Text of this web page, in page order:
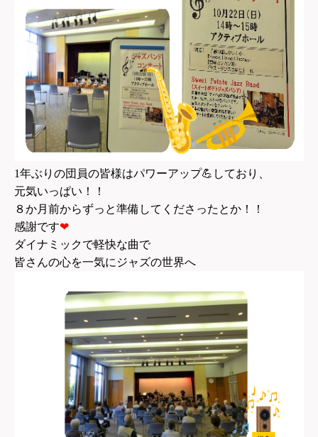
1年ぶりの団員の皆様はパワーアップ💪 しており、
元気いっぱい！！
８か月前からずっと準備してくださったとか！！
感謝です❤
ダイナミックで軽快な曲で
皆さんの心を一気にジャズの世界へ